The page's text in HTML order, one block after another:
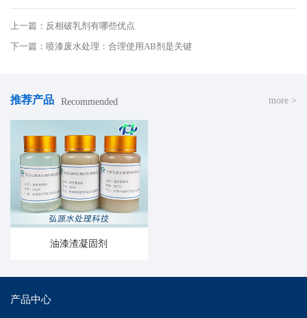
上一篇：反相破乳剂有哪些优点
下一篇：喷漆废水处理：合理使用AB剂是关键
推荐产品 Recommended more >
油漆渣凝固剂
产品中心